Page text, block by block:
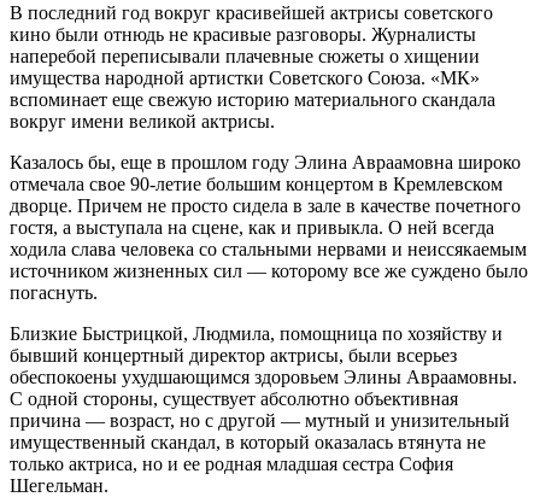
В последний год вокруг красивейшей актрисы советского
кино были отнюдь не красивые разговоры. Журналисты
наперебой переписывали плачевные сюжеты о хищении
имущества народной артистки Советского Союза. «МК»
вспоминает еще свежую историю материального скандала
вокруг имени великой актрисы.
Казалось бы, еще в прошлом году Элина Авраамовна широко
отмечала свое 90-летие большим концертом в Кремлевском
дворце. Причем не просто сидела в зале в качестве почетного
гостя, а выступала на сцене, как и привыкла. О ней всегда
ходила слава человека со стальными нервами и неиссякаемым
источником жизненных сил — которому все же суждено было
погаснуть.
Близкие Быстрицкой, Людмила, помощница по хозяйству и
бывший концертный директор актрисы, были всерьез
обеспокоены ухудшающимся здоровьем Элины Авраамовны.
С одной стороны, существует абсолютно объективная
причина — возраст, но с другой — мутный и унизительный
имущественный скандал, в который оказалась втянута не
только актриса, но и ее родная младшая сестра София
Шегельман.